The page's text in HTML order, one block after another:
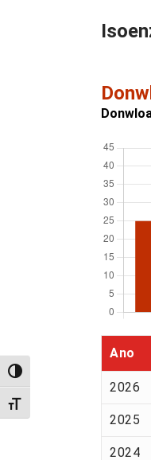
Alternar alto contraste
Alternar tamanho da fonte
Ano
2026
2025
2024